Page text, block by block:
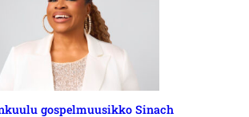
gospelmuusikko Sinach